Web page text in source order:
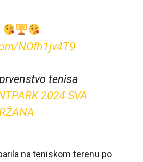
NOfh1jv4T9
tenisa
2024 SVA
na teniskom terenu po